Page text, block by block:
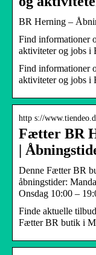
BR Herning –
Find informationer
aktiviteter og jobs i
Find informationer
aktiviteter og jobs i
http s://
Fætter BR
|
Denne Fætter BR
åbningstider:
Onsdag 10:00 –
Finde aktuelle
Fætter BR butik i